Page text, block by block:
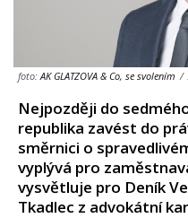
foto: AK GLATZOVA & Co, se svolením /
Nejpozději do
republika zavést do
směrnici o
vyplývá pro
vysvětluje pro Deník
Tkadlec z advokátní